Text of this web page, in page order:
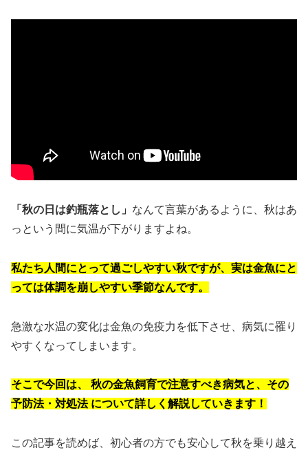
「秋の日は釣瓶落とし」 なんて言葉があるように、秋はあ
っという間に気温が下がりますよね。
私たち人間にとって過ごしやすい秋ですが、実は金魚にと
っては体調を崩しやすい季節なんです。
急激な水温の変化は金魚の免疫力を低下させ、病気に罹り
やすくなってしまいます。
そこで今回は、 秋の金魚飼育で注意すべき病気と、その
予防法・対処法について詳しく解説していきます！
この記事を読めば、初心者の方でも安心して秋を乗り越え